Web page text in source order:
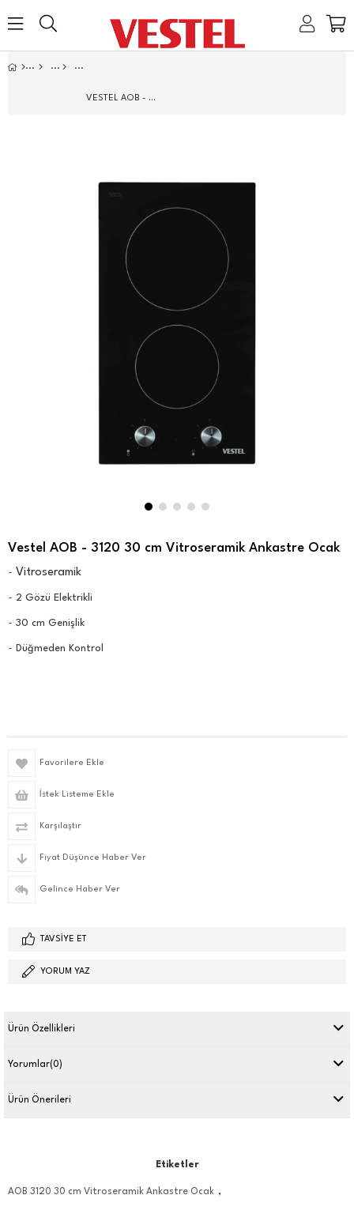
Home
Link
VESTEL AOB - 3120 30 CM VITROSERAMIK ANKASTRE OCAK
Vestel AOB - 3120 30 cm Vitroseramik Ankastre Ocak
- Vitroseramik
- 2 Gözü Elektrikli
- 30 cm Genişlik
- Düğmeden Kontrol
Favorilere Ekle
İstek Listeme Ekle
Karşılaştır
Fiyat Düşünce Haber Ver
Gelince Haber Ver
TAVSIYE ET
YORUM YAZ
Ürün Özellikleri
Yorumlar(0)
Ürün Önerileri
Etiketler
AOB 3120 30 cm Vitroseramik Ankastre Ocak ,